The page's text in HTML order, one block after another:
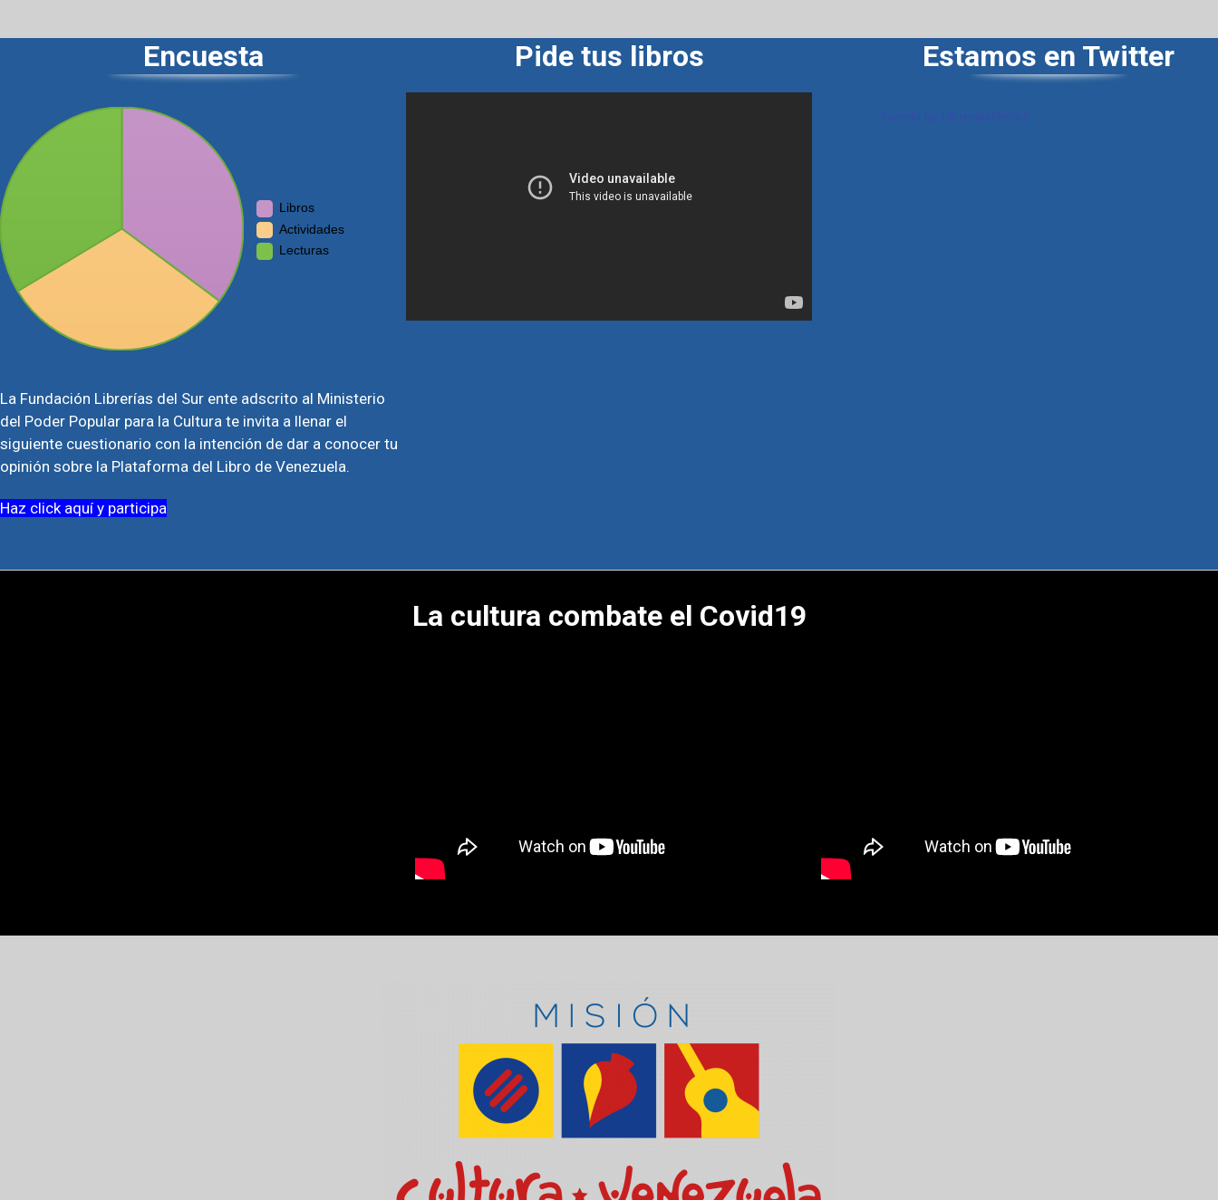
Estamos en Twitter
Pide tus libros
Encuesta
Libros
Actividades
Lecturas
La Fundación Librerías del Sur ente adscrito al Ministerio
del Poder Popular para la Cultura te invita a llenar el
siguiente cuestionario con la intención de dar a conocer tu
opinión sobre la Plataforma del Libro de Venezuela.
Haz click aquí y participa
La cultura combate el Covid19